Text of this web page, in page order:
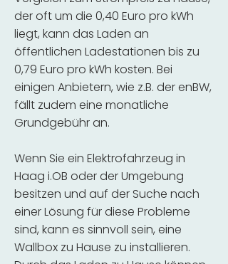
der oft um die 0,40 Euro pro kWh
liegt, kann das Laden an
öffentlichen Ladestationen bis zu
0,79 Euro pro kWh kosten. Bei
einigen Anbietern, wie z.B. der enBW,
fällt zudem eine monatliche
Grundgebühr an.
Wenn Sie ein Elektrofahrzeug in
Haag i.OB oder der Umgebung
besitzen und auf der Suche nach
einer Lösung für diese Probleme
sind, kann es sinnvoll sein, eine
Wallbox zu Hause zu installieren.